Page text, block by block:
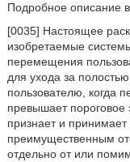
Подробное описание
[0035] Настоящее
изобретаемые
перемещения
для ухода за
пользователю, когда
превышает пороговое
признает и
преимущественным
отдельно от или